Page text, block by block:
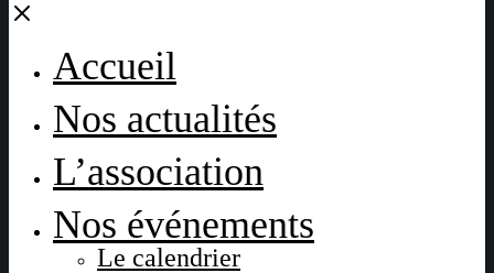
Close
Accueil
Nos actualités
L’association
Nos événements
Le calendrier